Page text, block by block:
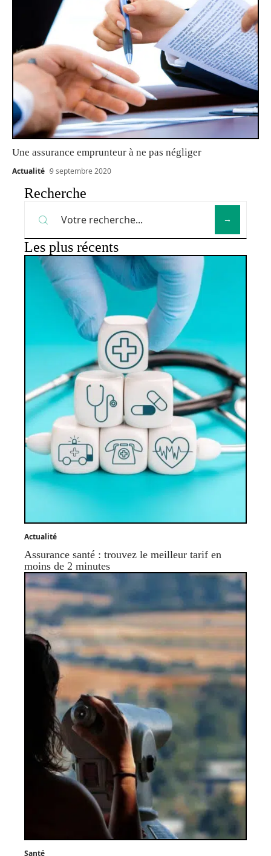
Une assurance emprunteur à ne pas négliger
Actualité 9 septembre 2020
Recherche
Les plus récents
Actualité
Assurance santé : trouvez le meilleur tarif en
moins de 2 minutes
Santé